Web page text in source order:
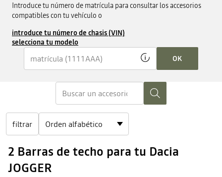
Introduce tu número de matrícula para consultar los accesorios
compatibles con tu vehículo o
introduce tu número de chasis (VIN)
selecciona tu modelo
OK
filtrar
2 Barras de techo para tu Dacia
JOGGER